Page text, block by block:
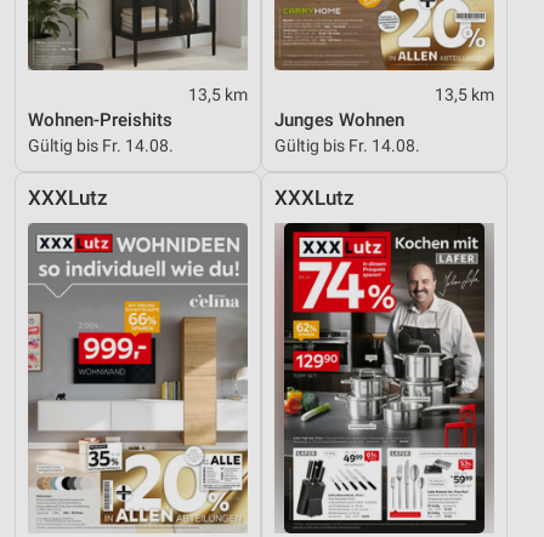
13,5 km
Wohnen-Preishits
Gültig bis Fr. 14.08.
13,5 km
Junges Wohnen
Gültig bis Fr. 14.08.
XXXLutz XXXLutz